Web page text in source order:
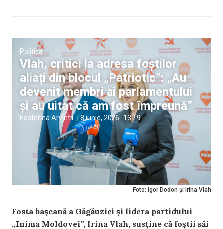
Foto: Igor Dodon și Irina Vlah
Politică
Vlah, critici la adresa foștilor
aliați din blocul „Patriotic”: „Au
devenit membri ai parlamentului
și au uitat că am fost împreună”
Ecaterina Arvintii 8 iunie, 2026 13:19
Fosta bașcană a Găgăuziei și lidera partidului
„Inima Moldovei”, Irina Vlah, susține că foștii săi